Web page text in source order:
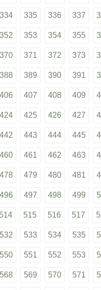
334 335 336 337
352 353 354 355
370 371 372 373
388 389 390 391
406 407 408 409
424 425 426 427
442 443 444 445
460 461 462 463
478 479 480 481
496 497 498 499
514 515 516 517
532 533 534 535
550 551 552 553
568 569 570 571